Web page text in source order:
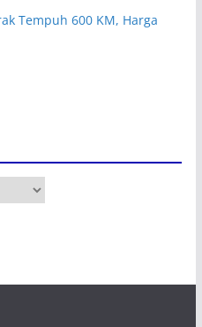
Tempuh 600 KM, Harga